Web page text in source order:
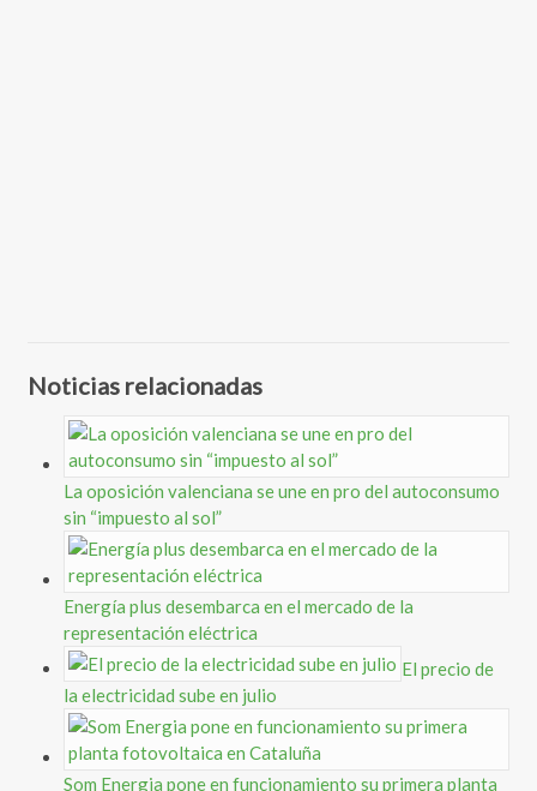
Noticias relacionadas
La oposición valenciana se une en pro del autoconsumo
sin “impuesto al sol”
Energía plus desembarca en el mercado de la
representación eléctrica
El precio de
la electricidad sube en julio
Som Energia pone en funcionamiento su primera planta